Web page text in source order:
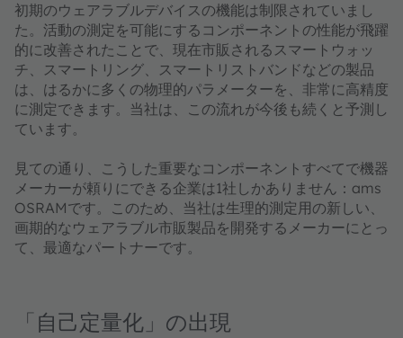
初期のウェアラブルデバイスの機能は制限されていまし
た。活動の測定を可能にするコンポーネントの性能が飛躍
的に改善されたことで、現在市販されるスマートウォッ
チ、スマートリング、スマートリストバンドなどの製品
は、はるかに多くの物理的パラメーターを、非常に高精度
に測定できます。当社は、この流れが今後も続くと予測し
ています。
見ての通り、こうした重要なコンポーネントすべてで機器
メーカーが頼りにできる企業は1社しかありません：ams
OSRAMです。このため、当社は生理的測定用の新しい、
画期的なウェアラブル市販製品を開発するメーカーにとっ
て、最適なパートナーです。
「自己定量化」の出現